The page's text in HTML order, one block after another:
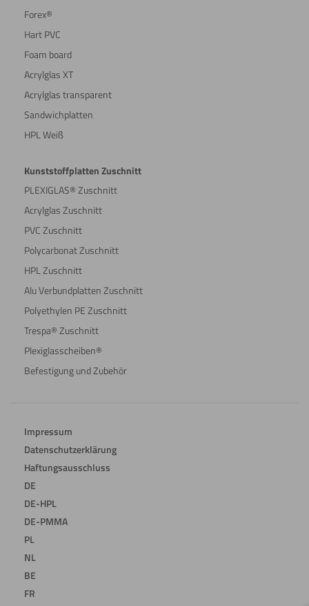
Forex®
Hart PVC
Foam board
Acrylglas XT
Acrylglas transparent
Sandwichplatten
HPL Weiß
Kunststoffplatten Zuschnitt
PLEXIGLAS® Zuschnitt
Acrylglas Zuschnitt
PVC Zuschnitt
Polycarbonat Zuschnitt
HPL Zuschnitt
Alu Verbundplatten Zuschnitt
Polyethylen PE Zuschnitt
Trespa® Zuschnitt
Plexiglasscheiben®
Befestigung und Zubehör
Impressum
Datenschutzerklärung
Haftungsausschluss
DE
DE-HPL
DE-PMMA
PL
NL
BE
FR